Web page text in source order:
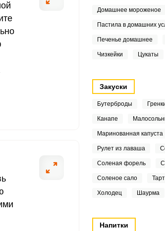
Домашнее мороженое
Пастила в домашних
Печенье домашнее
Чизкейки Цукаты
Закуски
Бутерброды
Канапе
Маринованная капуста
Рулет из лаваша
Соленая форель
Соленое сало
Холодец Шаурма
Напитки
холодной воды, поставьте
вымойте и очистите от
воду. Варите свеклу
и размера свеклы.